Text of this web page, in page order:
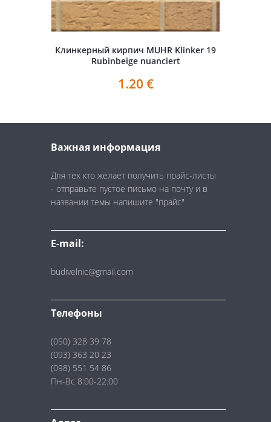
Клинкерный кирпич MUHR Klinker 19
Rubinbeige nuanciert
1.20 €
Важная информация
Для тех кто желает получить прайс-листы
- отправьте пустое письмо на почту и в
названии темы напишите "прайс"
E-mail:
budivelnic@gmail.com
Телефоны
(050) 328 39 78
(093) 363 20 23
(098) 551 54 86
Пн-Вс 8:00-22:00